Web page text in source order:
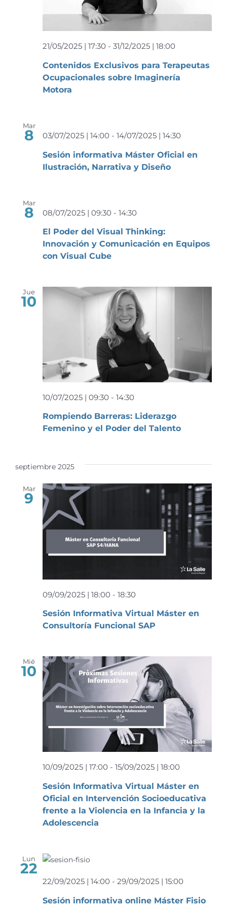
Contenidos Exclusivos para Terapeutas
Ocupacionales sobre Imaginería
Motora
21/05/2025 | 17:30 - 31/12/2025 | 18:00
Mar
8
Sesión informativa Máster Oficial en
Ilustración, Narrativa y Diseño
03/07/2025 | 14:00 - 14/07/2025 | 14:30
Mar
8
El Poder del Visual Thinking:
Innovación y Comunicación en Equipos
con Visual Cube
08/07/2025 | 09:30 - 14:30
Jue
10
Rompiendo Barreras: Liderazgo
Femenino y el Poder del Talento
10/07/2025 | 09:30 - 14:30
septiembre 2025
Mar
9
Sesión Informativa Virtual Máster en
Consultoría Funcional SAP
09/09/2025 | 18:00 - 18:30
Mié
10
Sesión Informativa Virtual Máster en
Oficial en Intervención Socioeducativa
frente a la Violencia en la Infancia y la
Adolescencia
10/09/2025 | 17:00 - 15/09/2025 | 18:00
Lun
22
Sesión informativa online Máster Fisio
22/09/2025 | 14:00 - 29/09/2025 | 15:00